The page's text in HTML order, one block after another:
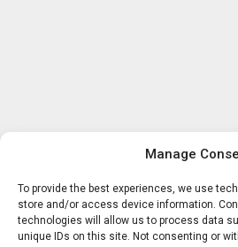
Manage
To provide the best experiences, we use
store and/or access device information.
technologies will allow us to process data
unique IDs on this site. Not consenting or